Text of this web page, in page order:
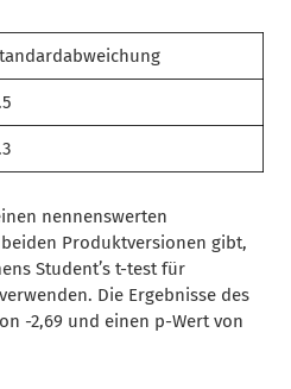
nennenswerten
Produktversionen gibt,
Student’s t-test für
Die Ergebnisse des
-2,69 und einen p-Wert von